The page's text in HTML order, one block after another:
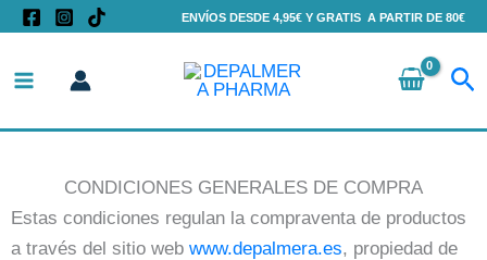
contenido
ENVÍOS DESDE 4,95€ Y GRATIS A PARTIR DE 80€
CONDICIONES GENERALES DE COMPRA
Estas condiciones regulan la compraventa de productos
a través del sitio web www.depalmera.es, propiedad de